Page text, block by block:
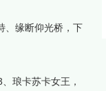
、缘断仰光桥，下
琅卡苏卡女王，